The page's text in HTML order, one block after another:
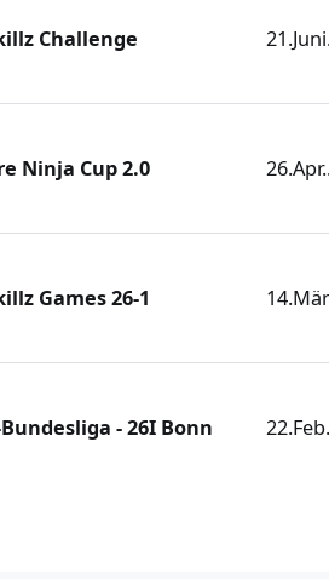
Challenge
Ninja Cup 2.0
Games 26-1
- 26I Bonn